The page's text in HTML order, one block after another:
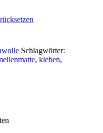
Schlagwörter:
, kleben,